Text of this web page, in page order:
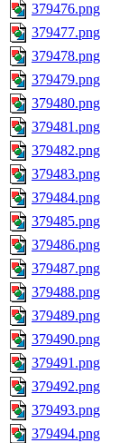
379476.png
379477.png
379478.png
379479.png
379480.png
379481.png
379482.png
379483.png
379484.png
379485.png
379486.png
379487.png
379488.png
379489.png
379490.png
379491.png
379492.png
379493.png
379494.png